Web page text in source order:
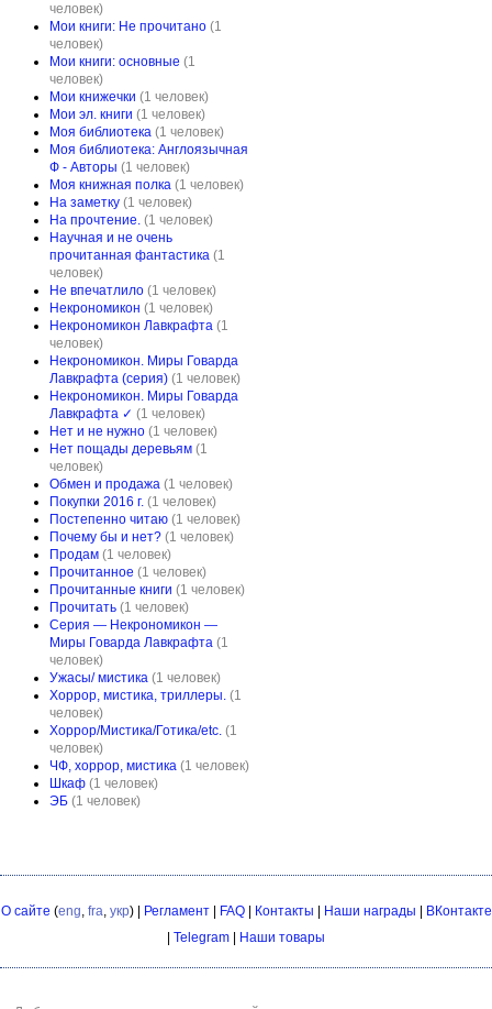
человек)
Мои книги: Не прочитано (1
человек)
Мои книги: основные (1
человек)
Мои книжечки (1 человек)
Мои эл. книги (1 человек)
Моя библиотека (1 человек)
Моя библиотека: Англоязычная
Ф - Авторы (1 человек)
Моя книжная полка (1 человек)
На заметку (1 человек)
На прочтение. (1 человек)
Научная и не очень
прочитанная фантастика (1
человек)
Не впечатлило (1 человек)
Некрономикон (1 человек)
Некрономикон Лавкрафта (1
человек)
Некрономикон. Миры Говарда
Лавкрафта (серия) (1 человек)
Некрономикон. Миры Говарда
Лавкрафта ✓ (1 человек)
Нет и не нужно (1 человек)
Нет пощады деревьям (1
человек)
Обмен и продажа (1 человек)
Покупки 2016 г. (1 человек)
Постепенно читаю (1 человек)
Почему бы и нет? (1 человек)
Продам (1 человек)
Прочитанное (1 человек)
Прочитанные книги (1 человек)
Прочитать (1 человек)
Серия — Некрономикон —
Миры Говарда Лавкрафта (1
человек)
Ужасы/ мистика (1 человек)
Хоррор, мистика, триллеры. (1
человек)
Хоррор/Мистика/Готика/etc. (1
человек)
ЧФ, хоррор, мистика (1 человек)
Шкаф (1 человек)
ЭБ (1 человек)
О сайте (eng, fra, укр) | Регламент| FAQ| Контакты Наши награды
ВКонтакте
Telegram Наши товары